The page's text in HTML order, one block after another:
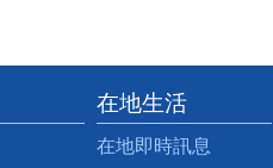
在地生活
在地即時訊息